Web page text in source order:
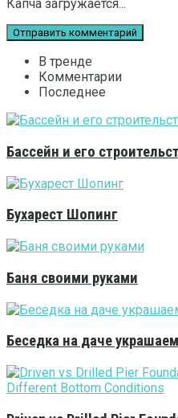
Капча загружается...
В тренде
Комментарии
Последнее
Бассейн и его
Бухарест Шопинг
Баня своими руками
Беседка на даче